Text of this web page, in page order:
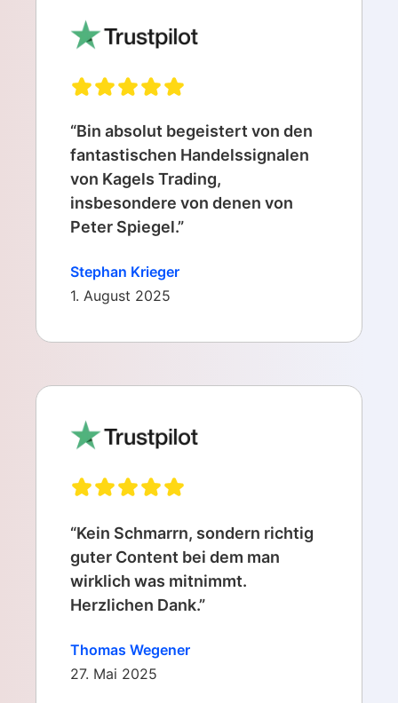
“Bin absolut begeistert von den
fantastischen Handelssignalen
von Kagels Trading,
insbesondere von denen von
Peter Spiegel.”
Stephan Krieger
1. August 2025
“Kein Schmarrn, sondern richtig
guter Content bei dem man
wirklich was mitnimmt.
Herzlichen Dank.”
Thomas Wegener
27. Mai 2025